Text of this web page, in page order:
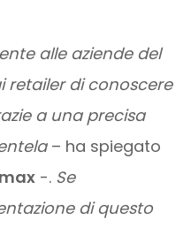
alle aziende del
retailer di conoscere
a una precisa
– ha spiegato
-. Se
di questo